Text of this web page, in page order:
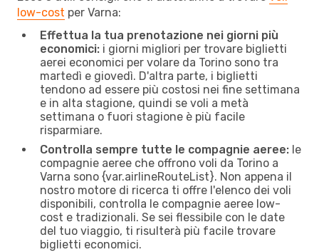
low-cost per Varna:
Effettua la tua prenotazione nei giorni più
economici: i giorni migliori per trovare biglietti
aerei economici per volare da Torino sono tra
martedì e giovedì. D'altra parte, i biglietti
tendono ad essere più costosi nei fine settimana
e in alta stagione, quindi se voli a metà
settimana o fuori stagione è più facile
risparmiare.
Controlla sempre tutte le compagnie aeree: le
compagnie aeree che offrono voli da Torino a
Varna sono {​var.airlineRouteList}. Non appena il
nostro motore di ricerca ti offre l'elenco dei voli
disponibili, controlla le compagnie aeree low-
cost e tradizionali. Se sei flessibile con le date
del tuo viaggio, ti risulterà più facile trovare
biglietti economici.